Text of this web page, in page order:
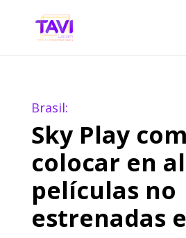
Brasil:
Sky Play
colocar en
películas no
estrenadas